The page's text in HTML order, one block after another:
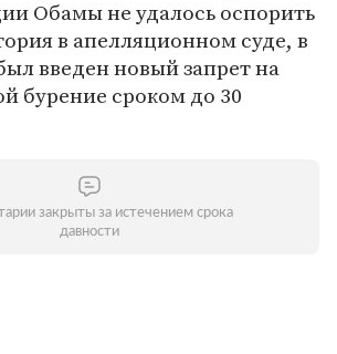
Обамы не удалось оспорить
в апелляционном суде, в
введен новый запрет на
бурение сроком до 30
закрыты за истечением срока
давности